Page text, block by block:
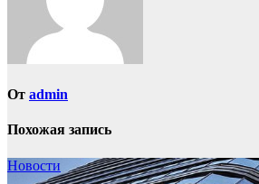
От admin
Похожая запись
Новости